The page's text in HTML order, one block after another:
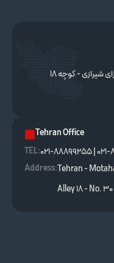
تهران - خیابان مطهری - خیابان میرزای شیرازی - کوچه ۱۸
Tehran Office
TEL :
021-
Address:Tehran -
Alley 18 - No. 30